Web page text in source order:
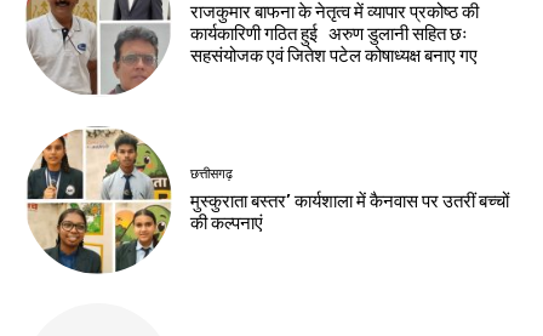
राजकुमार बाफना के नेतृत्व में व्यापार प्रकोष्ठ की
कार्यकारिणी गठित हुई अरुण डुलानी सहित छः
सहसंयोजक एवं जितेश पटेल कोषाध्यक्ष बनाए गए
छत्तीसगढ़
मुस्कुराता बस्तर’ कार्यशाला में कैनवास पर उतरीं बच्चों
की कल्पनाएं